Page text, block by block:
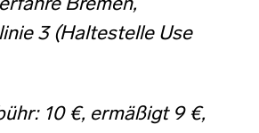
Bremen,
3 (Haltestelle Use
10 €, ermäßigt 9 €,